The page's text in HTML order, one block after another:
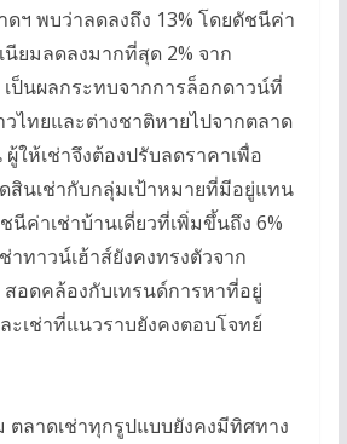
ดฯ พบว่าลดลงถึง 13% โดยดัชนีค่า
นียมลดลงมากที่สุด 2% จาก
ป็นผลกระทบจากการล็อกดาวน์ที่
วไทยและต่างชาติหายไปจากตลาด
ผู้ให้เช่าจึงต้องปรับลดราคาเพื่อ
สินเช่ากับกลุ่มเป้าหมายที่มีอยู่แทน
นีค่าเช่าบ้านเดี่ยวที่เพิ่มขึ้นถึง 6%
าทาวน์เฮ้าส์ยังคงทรงตัวจาก
อดคล้องกับเทรนด์การหาที่อยู่
ะเช่าที่แนวราบยังคงตอบโจทย์
ตลาดเช่าทุกรูปแบบยังคงมีทิศทาง